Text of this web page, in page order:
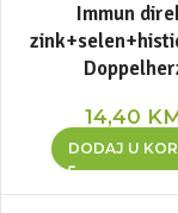
Immun
14,40
DODAJ U